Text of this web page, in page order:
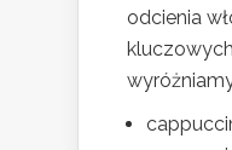
odcienia